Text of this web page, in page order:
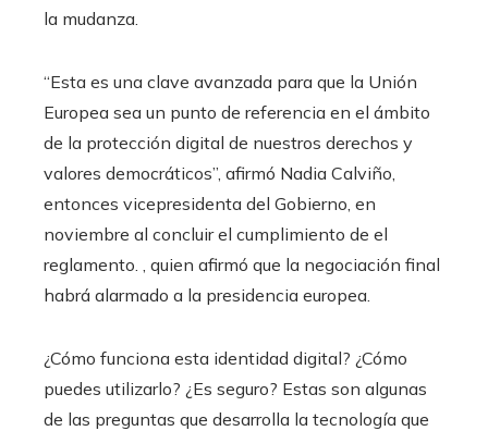
la mudanza.
“Esta es una clave avanzada para que la Unión
Europea sea un punto de referencia en el ámbito
de la protección digital de nuestros derechos y
valores democráticos”, afirmó Nadia Calviño,
entonces vicepresidenta del Gobierno, en
noviembre al concluir el cumplimiento de el
reglamento. , quien afirmó que la negociación final
habrá alarmado a la presidencia europea.
¿Cómo funciona esta identidad digital? ¿Cómo
puedes utilizarlo? ¿Es seguro? Estas son algunas
de las preguntas que desarrolla la tecnología que